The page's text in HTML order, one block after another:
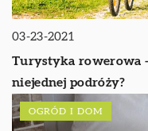
03-23-2021
Turystyka rowerowa
niejednej podróży?
OGRÓD I DOM